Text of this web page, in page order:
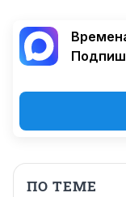
ПО ТЕМЕ